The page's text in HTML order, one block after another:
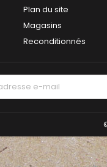
Plan du site
Magasins
Reconditionnés